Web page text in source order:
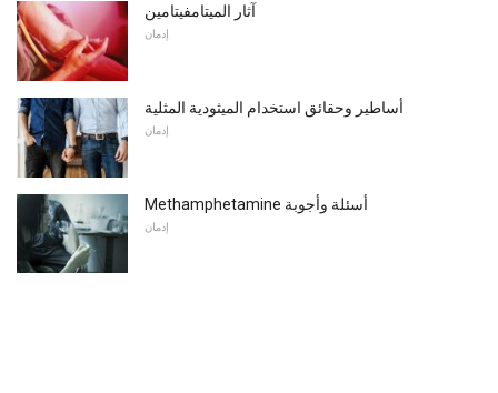
آثار الميتامفيتامين
إدمان
أساطير وحقائق استخدام الميثودية المثلية
إدمان
Methamphetamine أسئلة وأجوبة
إدمان